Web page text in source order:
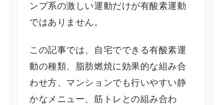
ンプ系の激しい運動だけが有酸素運動
ではありません。
この記事では、自宅でできる有酸素運
動の種類、脂肪燃焼に効果的な組み合
わせ方、マンションでも行いやすい静
かなメニュー、筋トレとの組み合わ